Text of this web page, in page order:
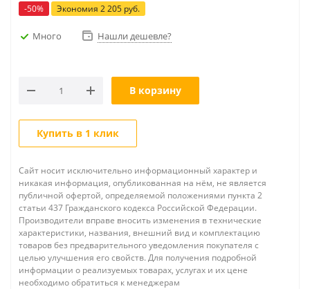
-50% Экономия 2 205 руб.
Много Нашли дешевле?
В корзину
Купить в 1 клик
Сайт носит исключительно информационный характер и
никакая информация, опубликованная на нём, не является
публичной офертой, определяемой положениями пункта 2
статьи 437 Гражданского кодекса Российской Федерации.
Производители вправе вносить изменения в технические
характеристики, названия, внешний вид и комплектацию
товаров без предварительного уведомления покупателя с
целью улучшения его свойств. Для получения подробной
информации о реализуемых товарах, услугах и их цене
необходимо обратиться к менеджерам